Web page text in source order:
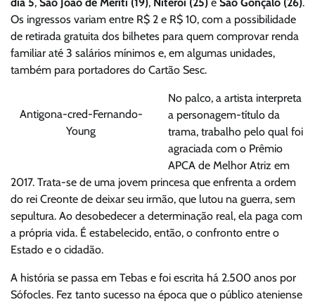
Os ingressos variam entre R$ 2 e R$ 10, com a possibilidade
de retirada gratuita dos bilhetes para quem comprovar renda
familiar até 3 salários mínimos e, em algumas unidades,
também para portadores do Cartão Sesc.
Antigona-cred-Fernando-
Young
No palco, a artista interpreta
a personagem-título da
trama, trabalho pelo qual foi
agraciada com o Prêmio
APCA de Melhor Atriz em
2017. Trata-se de uma jovem princesa que enfrenta a ordem
do rei Creonte de deixar seu irmão, que lutou na guerra, sem
sepultura. Ao desobedecer a determinação real, ela paga com
a própria vida. É estabelecido, então, o confronto entre o
Estado e o cidadão.
A história se passa em Tebas e foi escrita há 2.500 anos por
Sófocles. Fez tanto sucesso na época que o público ateniense